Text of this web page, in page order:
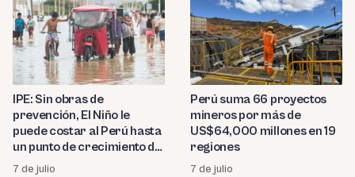
IPE: Sin obras de
prevención, El Niño le
puede costar al Perú hasta
un punto de crecimiento del
PBI este año
7 de julio
Perú suma 66 proyectos
mineros por más de
US$64,000 millones en 19
regiones
7 de julio